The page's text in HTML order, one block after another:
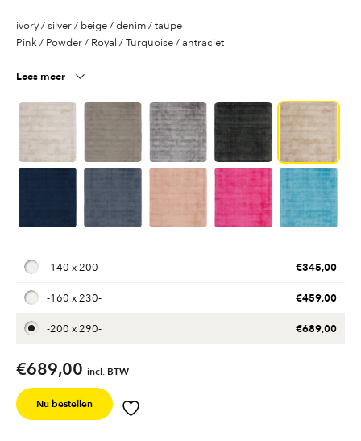
ivory / silver / beige / denim / taupe
Pink / Powder / Royal / Turquoise / antraciet
Lees meer
-140 x 200- €345,00
-160 x 230- €459,00
-200 x 290- €689,00
€689,00 incl. BTW
Nu bestellen